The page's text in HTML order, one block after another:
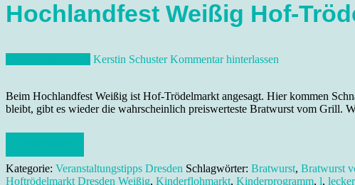
Hochlandfest Weißig Hof-
Kerstin Schuster Kommentar hinterlassen
Beim Hochlandfest Weißig ist Hof-Trödelmarkt angesagt. Hier kommen
bleibt, gibt es wieder die wahrscheinlich preiswerteste Bratwurst vom Grill.
Kategorie: Veranstaltungstipps Dresden Schlagwörter: Bratwurst, Bratwurst
Hoftrödelmarkt Dresden Weißig, Kinderflohmarkt, Kinderprogramm, l,